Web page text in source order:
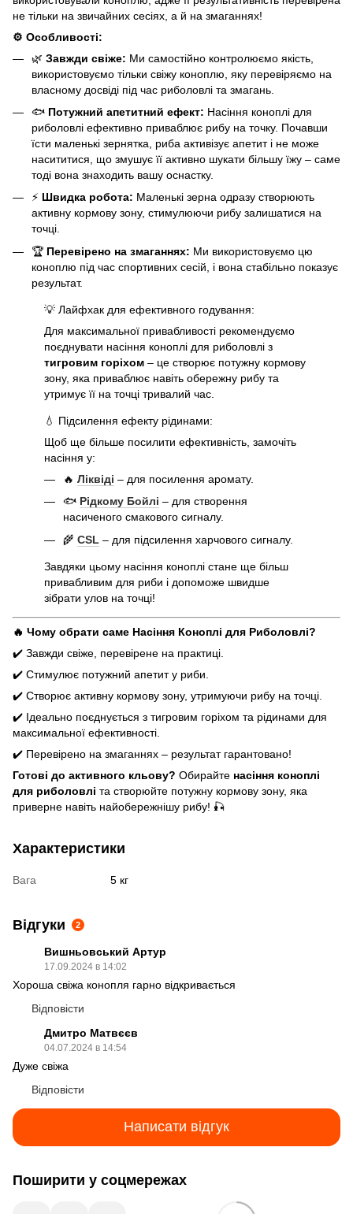
не тільки на звичайних сесіях, а й на змаганнях!
⚙️ Особливості:
🌿 Завжди свіже: Ми самостійно контролюємо якість,
використовуємо тільки свіжу коноплю, яку перевіряємо на
власному досвіді під час риболовлі та змагань.
🐟 Потужний апетитний ефект: Насіння коноплі для
риболовлі ефективно приваблює рибу на точку. Почавши
їсти маленькі зернятка, риба активізує апетит і не може
насититися, що змушує її активно шукати більшу їжу – саме
тоді вона знаходить вашу оснастку.
⚡ Швидка робота: Маленькі зерна одразу створюють
активну кормову зону, стимулюючи рибу залишатися на
точці.
🏆 Перевірено на змаганнях: Ми використовуємо цю
коноплю під час спортивних сесій, і вона стабільно показує
результат.
💡 Лайфхак для ефективного годування:
Для максимальної привабливості рекомендуємо
поєднувати насіння коноплі для риболовлі з
тигровим горіхом – це створює потужну кормову
зону, яка приваблює навіть обережну рибу та
утримує її на точці тривалий час.
💧 Підсилення ефекту рідинами:
Щоб ще більше посилити ефективність, замочіть
насіння у:
🔥 Ліквіді – для посилення аромату.
🐟 Рідкому Бойлі – для створення
насиченого смакового сигналу.
🌾 CSL – для підсилення харчового сигналу.
Завдяки цьому насіння коноплі стане ще більш
привабливим для риби і допоможе швидше
зібрати улов на точці!
🔥 Чому обрати саме Насіння Коноплі для Риболовлі?
✔️ Завжди свіже, перевірене на практиці.
✔️ Стимулює потужний апетит у риби.
✔️ Створює активну кормову зону, утримуючи рибу на точці.
✔️ Ідеально поєднується з тигровим горіхом та рідинами для
максимальної ефективності.
✔️ Перевірено на змаганнях – результат гарантовано!
Готові до активного кльову? Обирайте насіння коноплі
для риболовлі та створюйте потужну кормову зону, яка
приверне навіть найобережнішу рибу! 🎣
Характеристики
Вага 5 кг
Відгуки 2
Вишньовський Артур
17.09.2024 в 14:02
Хороша свіжа конопля гарно відкривається
Відповісти
Дмитро Матвєєв
04.07.2024 в 14:54
Дуже свіжа
Відповісти
Написати відгук
Поширити у соцмережах